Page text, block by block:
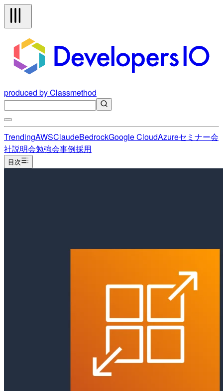
produced by Classmethod
TrendingAWSClaudeBedrockGoogle CloudAzureセミナー会
社説明会勉強会事例採用
目次